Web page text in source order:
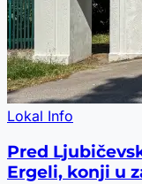
Lokal Info
Pred
Ergeli, konji u